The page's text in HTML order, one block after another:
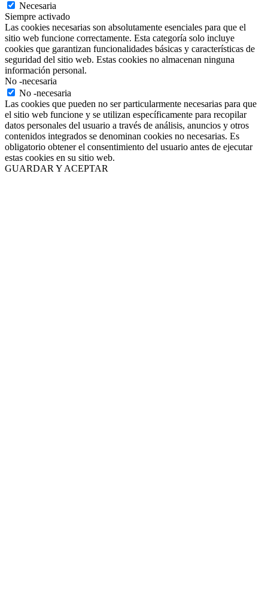
Necesaria
Siempre activado
Las cookies necesarias son absolutamente esenciales para que el
sitio web funcione correctamente. Esta categoría solo incluye
cookies que garantizan funcionalidades básicas y características de
seguridad del sitio web. Estas cookies no almacenan ninguna
información personal.
No -necesaria
No -necesaria
Las cookies que pueden no ser particularmente necesarias para que
el sitio web funcione y se utilizan específicamente para recopilar
datos personales del usuario a través de análisis, anuncios y otros
contenidos integrados se denominan cookies no necesarias. Es
obligatorio obtener el consentimiento del usuario antes de ejecutar
estas cookies en su sitio web.
GUARDAR Y ACEPTAR